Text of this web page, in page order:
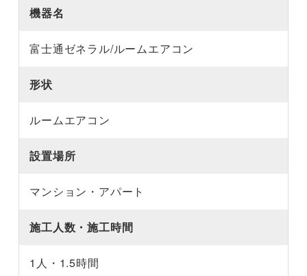
機器名
富士通ゼネラル/ルームエアコン
形状
ルームエアコン
設置場所
マンション・アパート
施工人数・施工時間
1人・1.5時間